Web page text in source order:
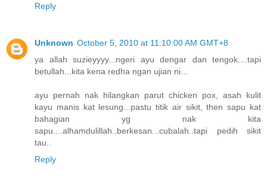
Reply
Unknown October 5, 2010 at 11:10:00 AM GMT+8
ya allah suzieyyyy...ngeri ayu dengar dan tengok....tapi
betullah...kita kena redha ngan ujian ni...
ayu pernah nak hilangkan parut chicken pox, asah kulit
kayu manis kat lesung...pastu titik air sikit, then sapu kat
bahagian yg nak kita
sapu....alhamdulillah..berkesan...cubalah..tapi pedih sikit
tau..
Reply